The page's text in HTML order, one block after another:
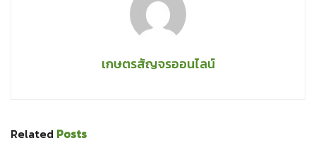
เกษตรสัญจรออนไลน์
Related Posts